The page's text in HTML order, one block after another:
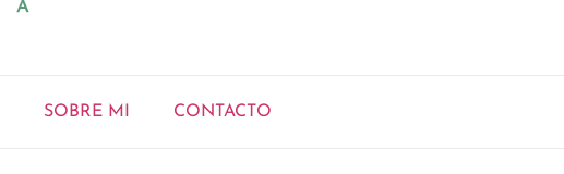
SOBRE MI CONTACTO